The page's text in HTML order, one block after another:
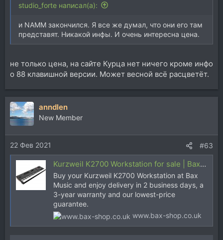
studio_forte написал(а):
и NAMM закончился. Я все же думал, что они его там
представят. Никакой инфы. И очень интересна цена.
не только цена, на сайте Курца нет ничего кроме инфо
о 88 клавишной версии. Может весной всё расцветёт.
anndlen
New Member
22 Фев 2021 #63
Kurzweil K2700 Workstation for sale | Bax Music
Buy your Kurzweil K2700 Workstation at Bax
Music and enjoy delivery in 2 business days, a
3-year warranty and our lowest-price
guarantee.
www.bax-shop.co.uk